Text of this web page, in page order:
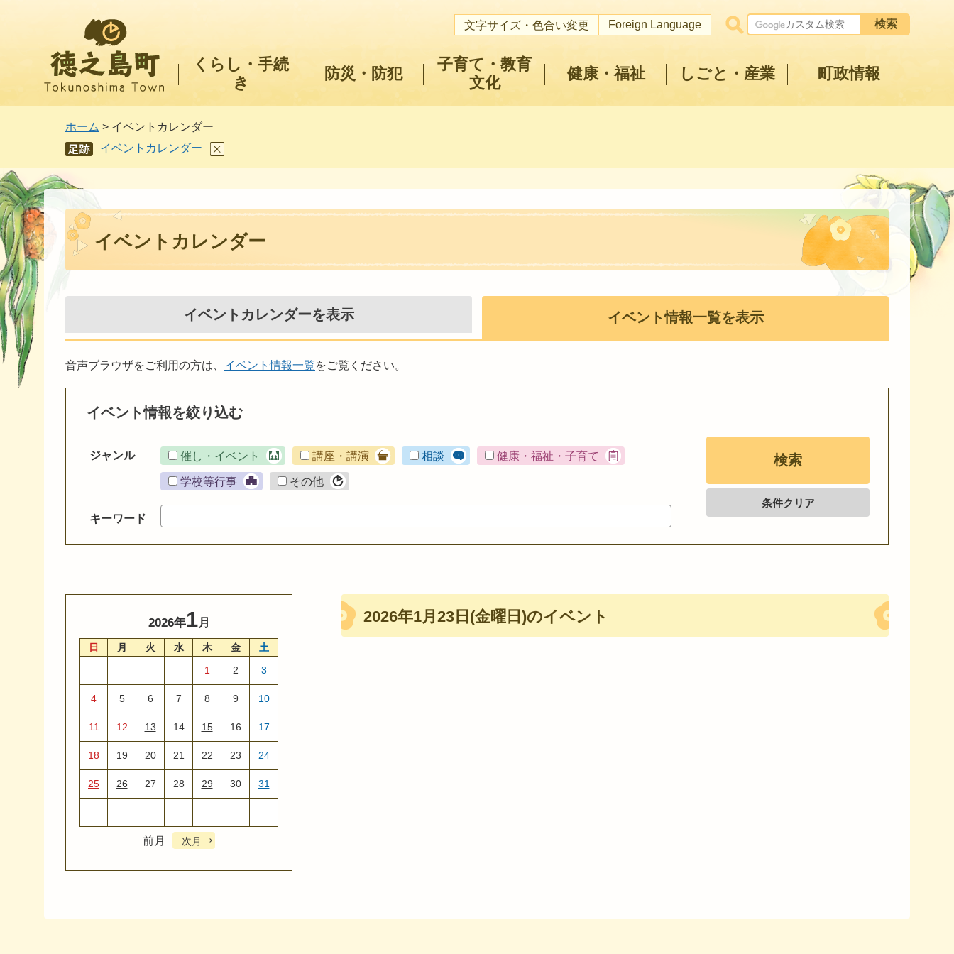
文字サイズ・色合い変更 Foreign Language
くらし・手続
き
防災・防犯
子育て・教育
文化
健康・福祉 しごと・産業 町政情報
ホーム > イベントカレンダー
あし
あと
イベントカレンダー
イベントカレンダー
イベントカレンダーを表示 イベント情報一覧を表示
音声ブラウザをご利用の方は、 イベント情報一覧をご覧ください。
イベント情報を絞り込む
ジャンル 催し・イベント 講座・講演 相談 健康・福祉・子育て
学校等行事 その他
キーワード
条件クリア
2026年1月
日 月 火 水 木 金
土
1
2 3
4 5 6 7 8 9 10
11 12 13 14 15 16 17
18 19 20 21 22 23 24
25 26 27 28 29 30 31
前月 次月
2026年1月23日(金曜日)のイベント